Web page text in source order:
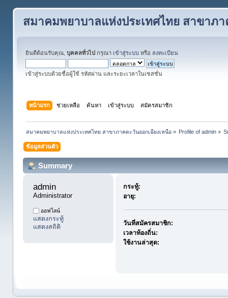
สมาคมพยาบาลแห่งประเทศไทย สาขาภา
ยินดีต้อนรับคุณ, บุคคลทั่วไป กรุณา เข้าสู่ระบบหรือ ลงทะเบียน
เข้าสู่ระบบด้วยชื่อผู้ใช้ รหัสผ่าน และระยะเวลาในเซสชั่น
หน้าแรก ช่วยเหลือ ค้นหา เข้าสู่ระบบ สมัครสมาชิก
สมาคมพยาบาลแห่งประเทศไทย สาขาภาคตะวันออกเฉียงเหนือ» Profile of admin »
ข้อมูลส่วนตัว
Summary
admin
Administrator
ออฟไลน์
แสดงกระทู้
แสดงสถิติ
กระทู้:
อายุ:
วันที่สมัครสมาชิก:
เวลาท้องถิ่น:
ใช้งานล่าสุด: